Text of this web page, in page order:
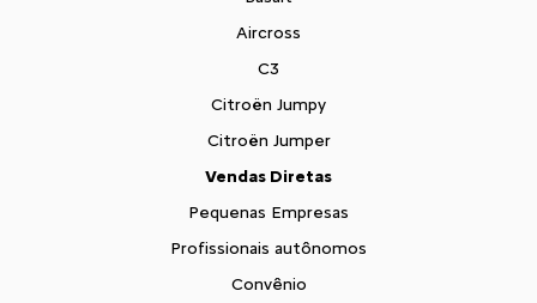
Aircross
C3
Citroën Jumpy
Citroën Jumper
Vendas Diretas
Pequenas Empresas
Profissionais autônomos
Convênio